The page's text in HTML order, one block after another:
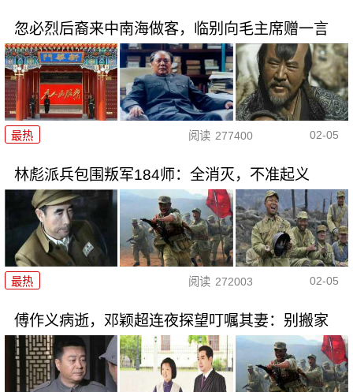
忽必烈后裔来中南海做客，临别向毛主席赠一言
最热 阅读 277400 02-05
林彪派兵包围叛军184师：全消灭，不准起义
最热 阅读 272003 02-05
傅作义病逝，邓颖超连夜探望叮嘱其妻：别搬家